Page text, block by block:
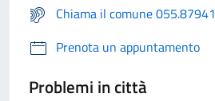
Chiama il comune 055.87941
Prenota un appuntamento
Problemi in città